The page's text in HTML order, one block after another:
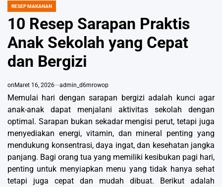
POSTED
RESEP MAKANAN
10 Resep Sarapan Praktis
Anak Sekolah yang Cepat
dan Bergizi
onMaret 16, 2026 admin_d6mrowop
Memulai hari dengan sarapan bergizi adalah kunci agar
anak-anak dapat menjalani aktivitas sekolah dengan
optimal. Sarapan bukan sekadar mengisi perut, tetapi juga
menyediakan energi, vitamin, dan mineral penting yang
mendukung konsentrasi, daya ingat, dan kesehatan jangka
panjang. Bagi orang tua yang memiliki kesibukan pagi hari,
penting untuk menyiapkan menu yang tidak hanya sehat
tetapi juga cepat dan mudah dibuat. Berikut adalah